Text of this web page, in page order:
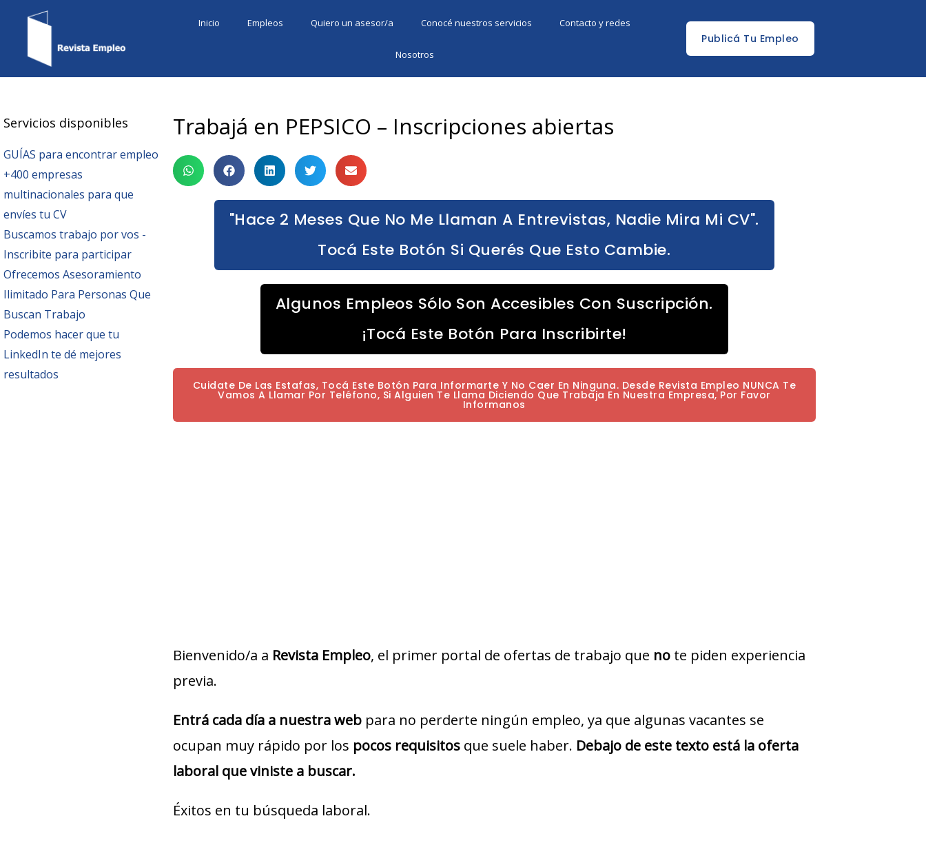
Inicio Empleos Quiero un asesor/a Conocé nuestros servicios Contacto y redes
Nosotros
Publicá Tu Empleo
Servicios disponibles
GUÍAS para encontrar empleo
+400 empresas
multinacionales para que
envíes tu CV
Buscamos trabajo por vos -
Inscribite para participar
Ofrecemos Asesoramiento
Ilimitado Para Personas Que
Buscan Trabajo
Podemos hacer que tu
LinkedIn te dé mejores
resultados
Trabajá en PEPSICO – Inscripciones abiertas
"Hace 2 Meses Que No Me Llaman A Entrevistas, Nadie Mira Mi CV".
Tocá Este Botón Si Querés Que Esto Cambie.
Algunos Empleos Sólo Son Accesibles Con Suscripción.
¡Tocá Este Botón Para Inscribirte!
Cuidate De Las Estafas, Tocá Este Botón Para Informarte Y No Caer En Ninguna. Desde Revista Empleo NUNCA Te
Vamos A Llamar Por Teléfono, Si Alguien Te Llama Diciendo Que Trabaja En Nuestra Empresa, Por Favor
Informanos
Bienvenido/a a Revista Empleo, el primer portal de ofertas de trabajo que note piden experiencia
previa.
Entrá cada día a nuestra web para no perderte ningún empleo, ya que algunas vacantes se
ocupan muy rápido por los pocos requisitosque suele haber. Debajo de este texto está la oferta
laboral que viniste a buscar.
Éxitos en tu búsqueda laboral.